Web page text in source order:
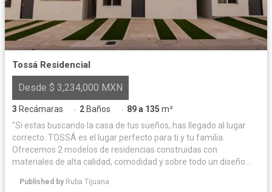
Tossá Residencial
Desde $ 3,234,000 MXN
3 Recámaras · 2 Baños · 89 a 135 m²
"Si estas buscando la casa de tus sueños, has llegado al lugar
correcto. TOSSÁ es el lugar perfecto para ti y tu familia.
Ofrecemos 2 modelos de residencias construidas con
materiales de alta calidad, comodidad y sobre todo un diseño
disfruta de tu nuevo hogar."
Published by Ruba Tijuana